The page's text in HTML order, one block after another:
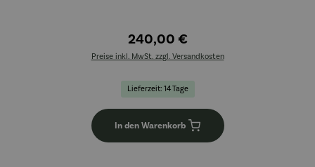
240,00 €
Preise inkl. MwSt. zzgl. Versandkosten
Lieferzeit: 14 Tage
In den Warenkorb